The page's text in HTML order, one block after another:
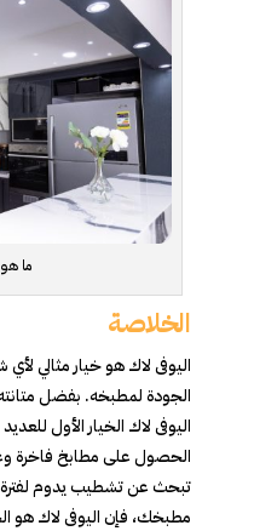
ما هو
الخلاصة
اليوفى لاك هو خيار
الجودة لمطبخه. بفضل
اليوفى لاك الخيار الأول
الحصول على مطابخ فاخرة
تبحث عن تشطيب يدوم
مطبخك، فإن اليوفى لاك هو